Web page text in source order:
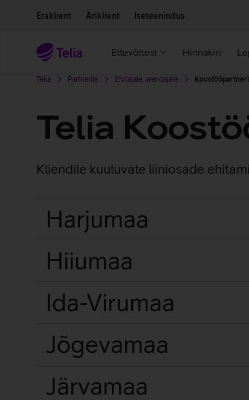
Eraklient Äriklient Iseteenindus
Ettevõttest Hinnakiri
Telia Partnerile Ehitajale, arendajale
Telia
Kliendile kuuluvate liiniosade
Harjumaa
Hiiumaa
Ida-Virumaa
Jõgevamaa
Järvamaa